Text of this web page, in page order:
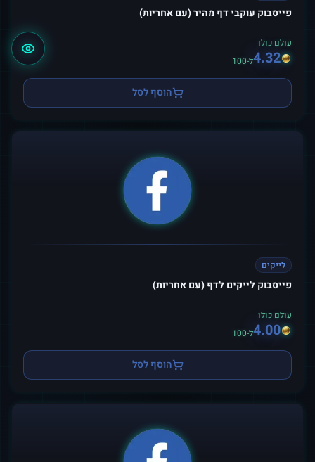
פייסבוק עוקבי דף מהיר (עם אחריות)
עולם כולו
4.32ל-100
הוסף לסל
לייקים
פייסבוק לייקים לדף (עם אחריות)
עולם כולו
4.00ל-100
הוסף לסל